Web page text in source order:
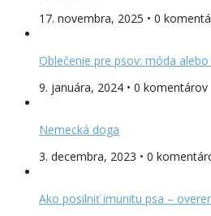
17. novembra, 2025 • 0
Oblečenie pre psov: móda
9. januára, 2024 • 0 komentárov
Nemecká doga
3. decembra, 2023 • 0
Ako posilniť imunitu psa –